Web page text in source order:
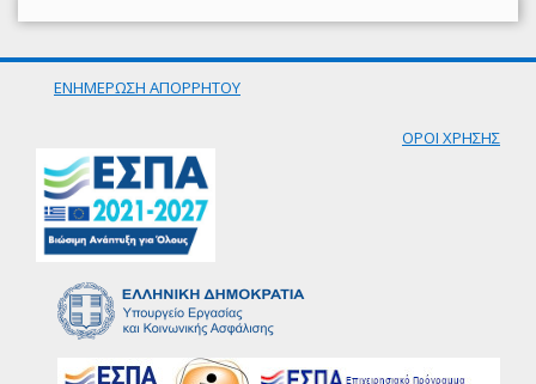
ΕΝΗΜΕΡΩΣΗ ΑΠΟΡΡΗΤΟΥ
ΟΡΟΙ ΧΡΗΣΗΣ